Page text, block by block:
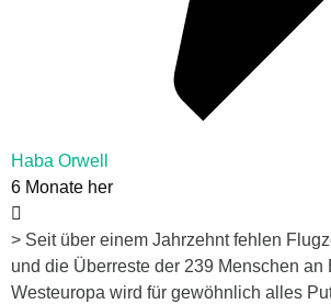
Haba Orwell
6 Monate her
> Seit über einem Jahrzehnt fehlen
und die Überreste der 239 Menschen an
Westeuropa wird für gewöhnlich alles